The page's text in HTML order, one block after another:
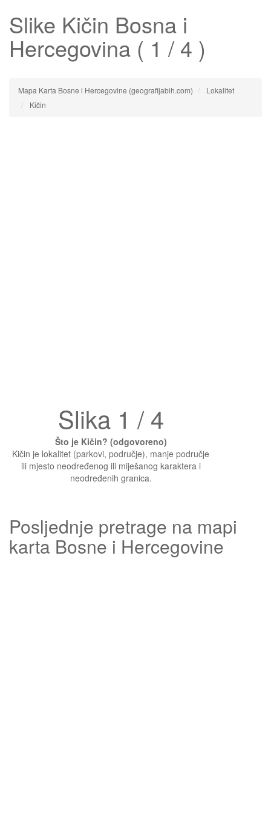
Slike Kičin Bosna i
Hercegovina ( 1 / 4 )
Mapa Karta Bosne i Hercegovine (geografijabih.com)
Lokalitet
Kičin
Slika 1 / 4
Što je Kičin? (odgovoreno)
Kičin je lokalitet (parkovi, područje), manje područje
ili mjesto neodređenog ili miješanog karaktera i
neodređenih granica.
Posljednje pretrage na mapi
karta Bosne i Hercegovine